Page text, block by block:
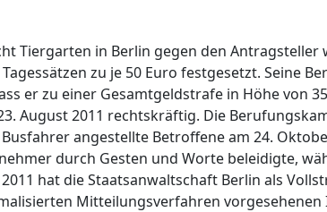
Tiergarten in Berlin gegen den Antragsteller
zu je 50 Euro festgesetzt. Seine
er zu einer Gesamtgeldstrafe in Höhe von
August 2011 rechtskräftig. Die
angestellte Betroffene am 24.
durch Gesten und Worte beleidigte,
hat die Staatsanwaltschaft Berlin als
Mitteilungsverfahren